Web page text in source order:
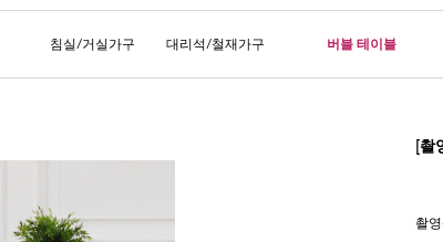
침실/거실가구 대리석/철재가구 버블 테이블
[촬
촬